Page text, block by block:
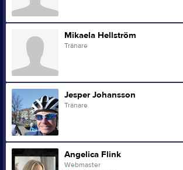
Mikaela Hellström
Tränare
Jesper Johansson
Tränare
Angelica Flink
Webmaster